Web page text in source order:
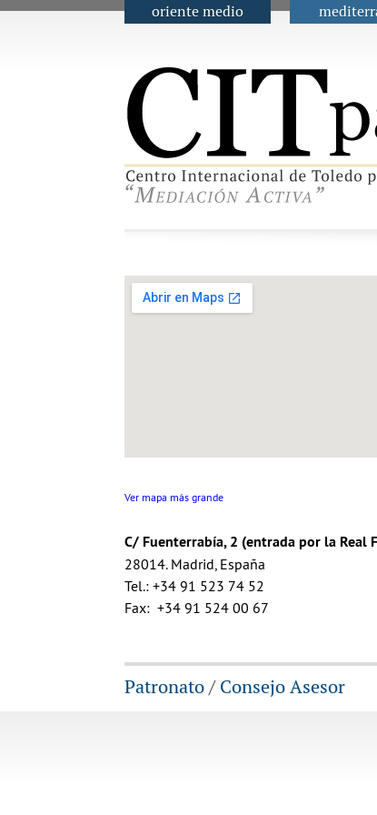
oriente medio
Contacto
Ver mapa más grande
C/ Fuenterrabía, 2 (entrada por la Real
28014. Madrid, España
Tel.: +34 91 523 74 52
Fax: +34 91 524 00 67
Patronato/Consejo Asesor